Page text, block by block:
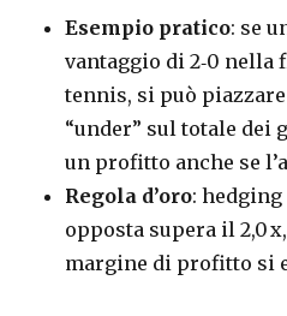
Esempio pratico: se
vantaggio di 2‑0 nella
tennis, si può
“under” sul totale dei
un profitto anche se
Regola d’oro: hedging
opposta supera il 2,0
margine di profitto si